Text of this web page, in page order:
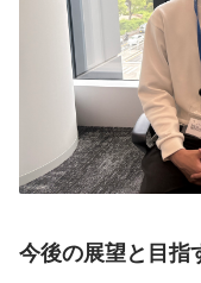
今後の展望と目指